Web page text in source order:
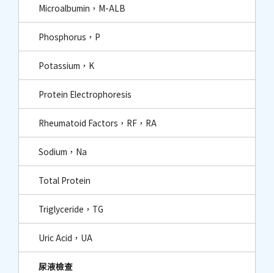
Microalbumin，M-ALB
Phosphorus，P
Potassium，K
Protein Electrophoresis
Rheumatoid Factors，RF，RA
Sodium，Na
Total Protein
Triglyceride，TG
Uric Acid，UA
尿液檢查